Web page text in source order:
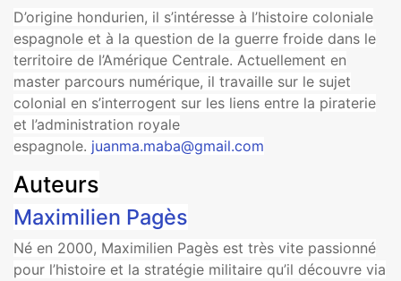
D’origine hondurien, il s’intéresse à l’histoire coloniale
espagnole et à la question de la guerre froide dans le
territoire de l’Amérique Centrale. Actuellement en
master parcours numérique, il travaille sur le sujet
colonial en s’interrogent sur les liens entre la piraterie
et l’administration royale
espagnole. juanma.maba@gmail.com
Auteurs
Maximilien Pagès
Né en 2000, Maximilien Pagès est très vite passionné
pour l’histoire et la stratégie militaire qu’il découvre via